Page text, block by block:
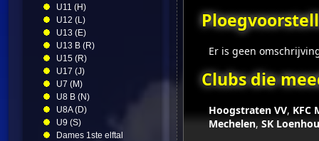
U11 (H)
U12 (L)
U13 (E)
U13 B (R)
U15 (R)
U17 (J)
U7 (M)
U8 B (N)
U8A (D)
U9 (S)
Dames 1ste elftal
Er is geen
Clubs die
Hoogstraten VV, KFC
Mechelen, SK